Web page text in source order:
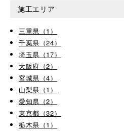
施工エリア
三重県（1）
千葉県（24）
埼玉県（17）
大阪府（2）
宮城県（4）
山梨県（1）
愛知県（2）
東京都（32）
栃木県（1）